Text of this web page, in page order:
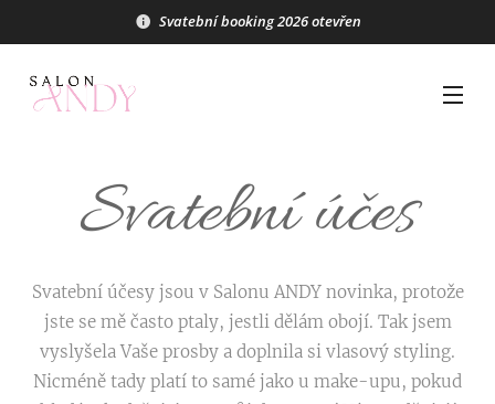
Svatební booking 2026 otevřen
Svatební účes
Svatební účesy jsou v Salonu ANDY novinka, protože
jste se mě často ptaly, jestli dělám obojí. Tak jsem
vyslyšela Vaše prosby a doplnila si vlasový styling.
Nicméně tady platí to samé jako u make-upu, pokud